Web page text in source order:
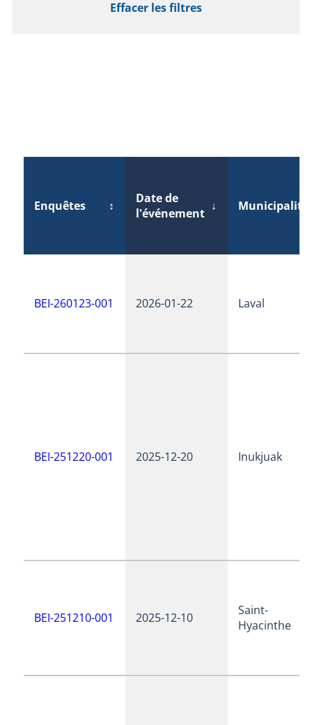
Effacer les filtres
Enquêtes ↕
Date de
l'événement ↓ Municipalité
BEI-260123-001 2026-01-22 Laval
BEI-251220-001 2025-12-20 Inukjuak
BEI-251210-001 2025-12-10
Saint-
Hyacinthe